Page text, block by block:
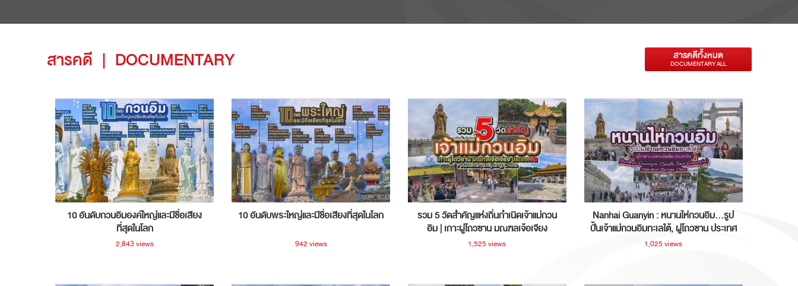
สารคดี | DOCUMENTARY สารคดีทั้งหมด
DOCUMENTARY ALL
10 อันดับกวนอิมองค์ใหญ่และมีชื่อเสียง
ที่สุดในโลก
2,843 views
10 อันดับพระใหญ่และมีชื่อเสียงที่สุดในโลก
942 views
รวม 5 วัดสำคัญแห่งถิ่นกำเนิดเจ้าแม่กวน
อิม | เกาะผู่โถวซาน มณฑลเจ้อเจียง
ประเทศจีน
1,525 views
Nanhai Guanyin : หนานไห่กวนอิม...รูป
ปั้นเจ้าแม่กวนอิมทะเลใต้, ผู่โถวซาน ประเทศ
จีน
1,025 views